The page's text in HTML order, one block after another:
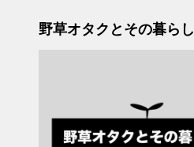
野草オタクとその暮らし